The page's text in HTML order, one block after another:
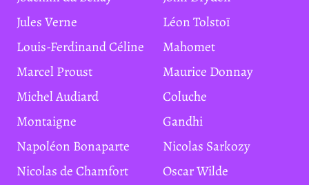
Jules Verne
Léon Tolstoï
Louis-Ferdinand Céline
Mahomet
Marcel Proust
Maurice Donnay
Michel Audiard
Coluche
Montaigne
Gandhi
Napoléon Bonaparte
Nicolas Sarkozy
Nicolas de Chamfort
Oscar Wilde